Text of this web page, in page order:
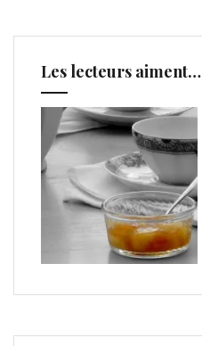
Les lecteurs aiment…